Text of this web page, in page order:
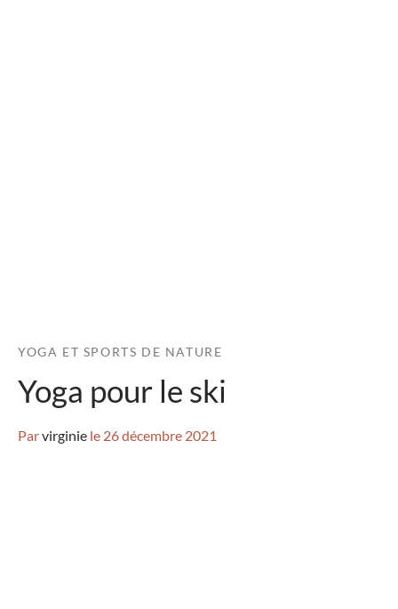
YOGA ET SPORTS DE NATURE
Yoga pour le ski
Parvirginie le 26 décembre 2021